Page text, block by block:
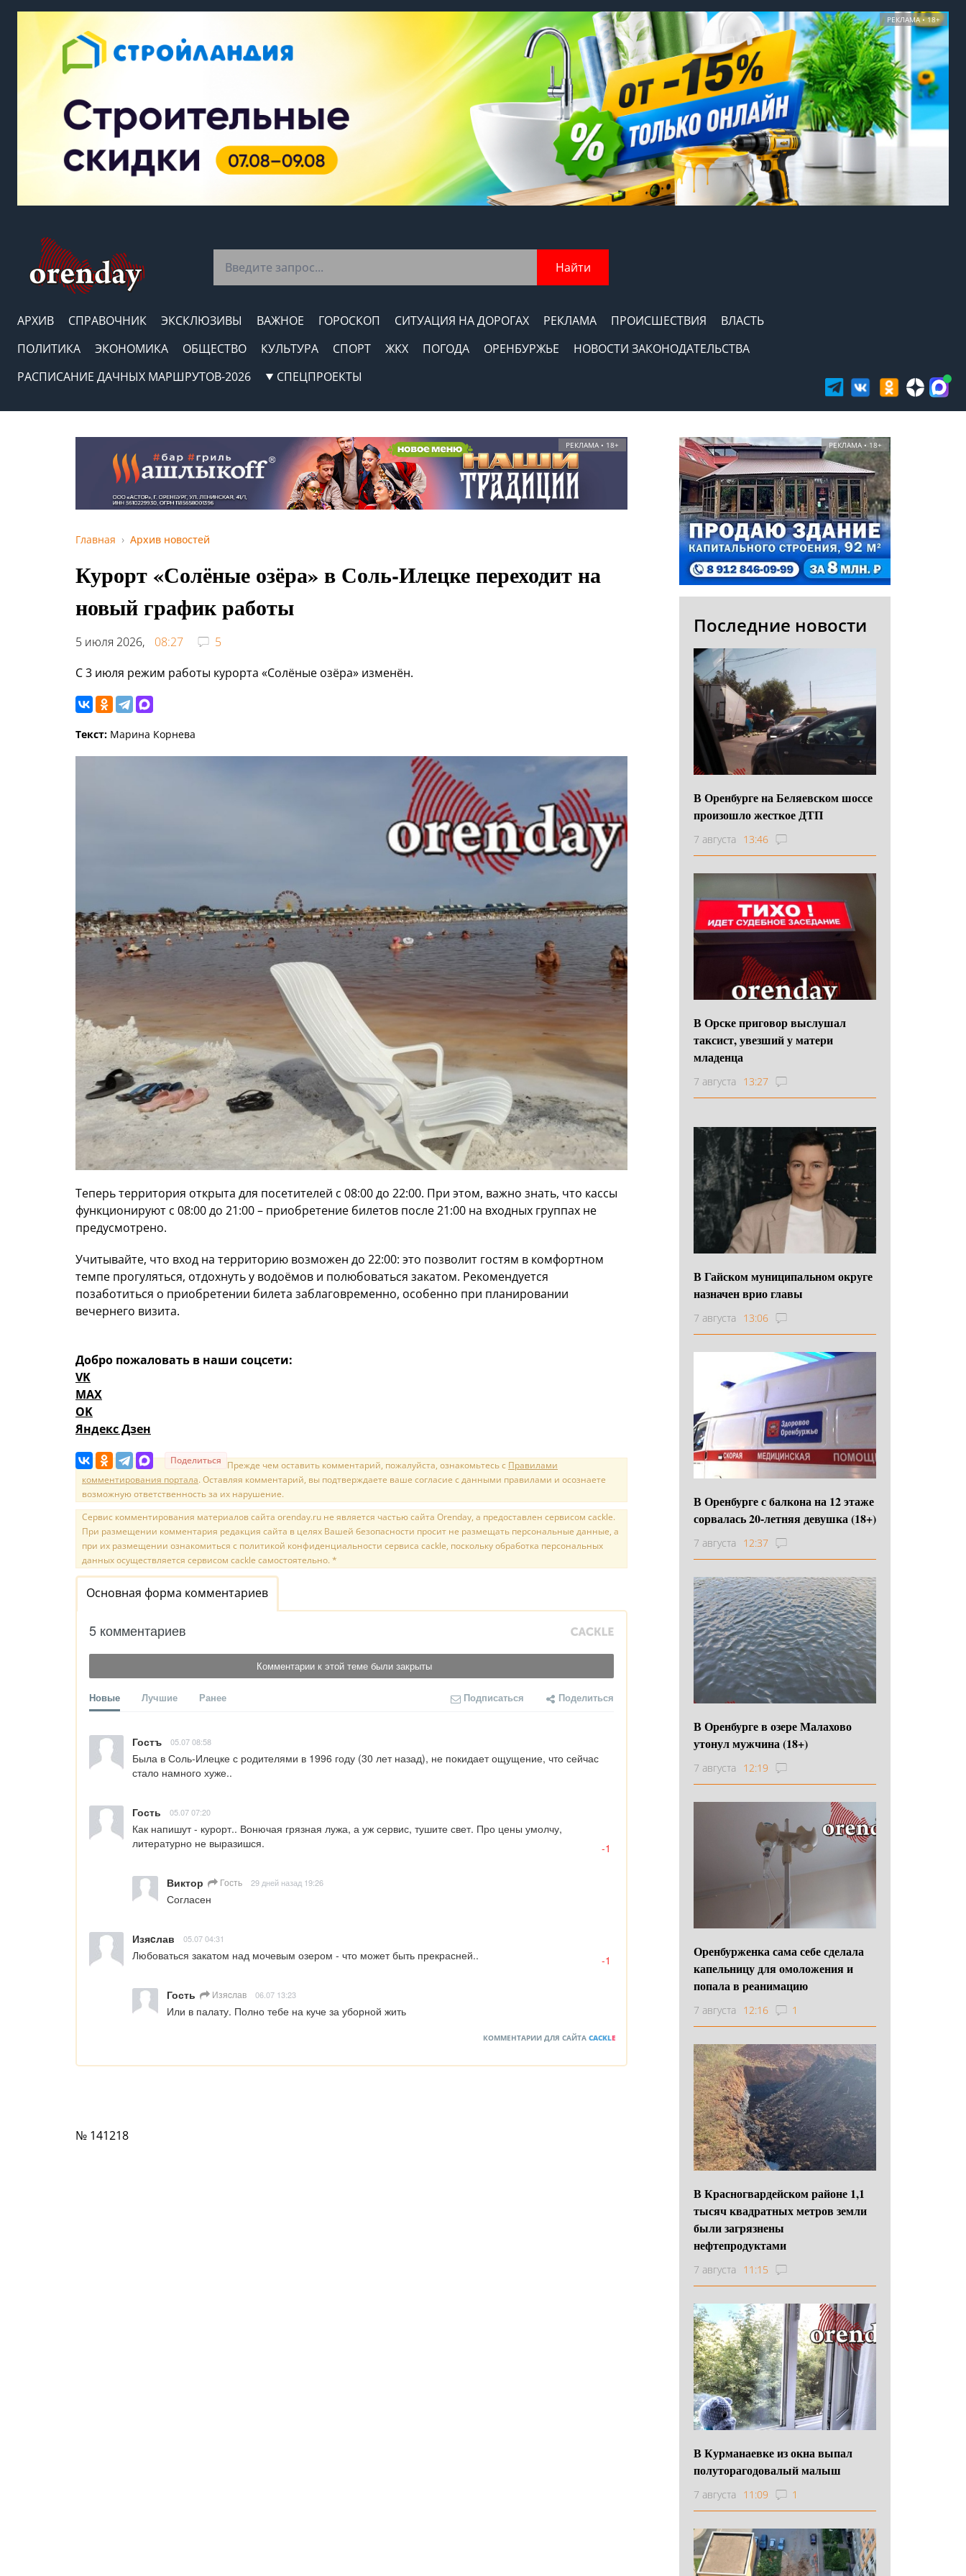
РЕКЛАМА • 18+
Найти
АРХИВ СПРАВОЧНИК ЭКСКЛЮЗИВЫ ВАЖНОЕ ГОРОСКОП СИТУАЦИЯ НА ДОРОГАХ РЕКЛАМА ПРОИСШЕСТВИЯ
ВЛАСТЬ
ПОЛИТИКА
ЭКОНОМИКА ОБЩЕСТВО КУЛЬТУРА СПОРТ ЖКХ ПОГОДА ОРЕНБУРЖЬЕ
НОВОСТИ ЗАКОНОДАТЕЛЬСТВА
РАСПИСАНИЕ ДАЧНЫХ МАРШРУТОВ-2026
СПЕЦПРОЕКТЫ
РЕКЛАМА • 18+
Главная Архив новостей
Курорт «Солёные озёра» в Соль-Илецке переходит на
новый график работы
5 июля 2026, 08:27
5
С 3 июля режим работы курорта «Солёные озёра» изменён.
Текст: Марина Корнева
Теперь территория открыта для посетителей с 08:00 до 22:00. При этом, важно знать, что кассы
функционируют с 08:00 до 21:00 – приобретение билетов после 21:00 на входных группах не
предусмотрено.
Учитывайте, что вход на территорию возможен до 22:00: это позволит гостям в комфортном
темпе прогуляться, отдохнуть у водоёмов и полюбоваться закатом. Рекомендуется
позаботиться о приобретении билета заблаговременно, особенно при планировании
вечернего визита.
Добро пожаловать в наши соцсети:
VK
MAX
OK
Яндекс Дзен
Поделиться Прежде чем оставить комментарий, пожалуйста, ознакомьтесь с Правилами
комментирования портала. Оставляя комментарий, вы подтверждаете ваше согласие с данными правилами и осознаете
возможную ответственность за их нарушение.
Сервис комментирования материалов сайта orenday.ru не является частью сайта Orenday, а предоставлен сервисом cackle.
При размещении комментария редакция сайта в целях Вашей безопасности просит не размещать персональные данные, а
при их размещении ознакомиться с политикой конфиденциальности сервиса cackle, поскольку обработка персональных
данных осуществляется сервисом cackle самостоятельно. *
Основная форма комментариев
5 комментариев
Комментарии к этой теме были закрыты
Новые Лучшие Ранее Подписаться Поделиться
Гостъ 05.07 08:58
Была в Соль-Илецке с родителями в 1996 году (30 лет назад), не покидает ощущение, что сейчас
стало намного хуже..
Гость 05.07 07:20
Как напишут - курорт.. Вонючая грязная лужа, а уж сервис, тушите свет. Про цены умолчу,
литературно не выразишся.
-1
Виктор Гость 29 дней назад 19:26
Согласен
Изяcлав 05.07 04:31
Любоваться закатом над мочевым озером - что может быть прекрасней.. -1
Гость Изяcлав 06.07 13:23
Или в палату. Полно тебе на куче за уборной жить
КОММЕНТАРИИ ДЛЯ САЙТА CACKLE
№ 141218
РЕКЛАМА • 18+
Последние новости
В Оренбурге на Беляевском шоссе
произошло жесткое ДТП
7 августа 13:46
В Орске приговор выслушал
таксист, увезший у матери
младенца
7 августа 13:27
В Гайском муниципальном округе
назначен врио главы
7 августа 13:06
В Оренбурге с балкона на 12 этаже
сорвалась 20-летняя девушка (18+)
7 августа 12:37
В Оренбурге в озере Малахово
утонул мужчина (18+)
7 августа 12:19
Оренбурженка сама себе сделала
капельницу для омоложения и
попала в реанимацию
7 августа 12:16 1
В Красногвардейском районе 1,1
тысяч квадратных метров земли
были загрязнены
нефтепродуктами
7 августа 11:15
В Курманаевке из окна выпал
полуторагодовалый малыш
7 августа 11:09 1